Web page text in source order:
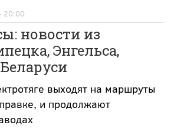
20:00
новости из
Энгельса,
выходят на маршруты
и продолжают